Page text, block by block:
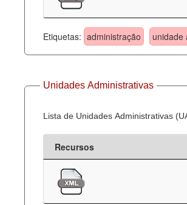
Etiquetas: administração unidade
Unidades Administrativas
Lista de Unidades Administrativas
Recursos